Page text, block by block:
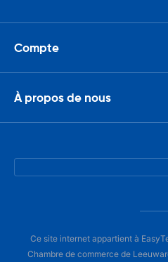
Compte
À propos de nous
Ce site internet appartient à
Chambre de commerce de